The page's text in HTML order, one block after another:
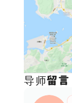
导师留言